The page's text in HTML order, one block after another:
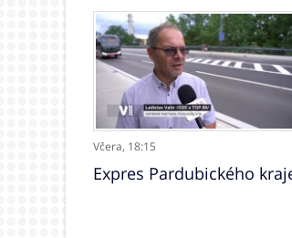
Včera, 18:15
Expres Pardubického